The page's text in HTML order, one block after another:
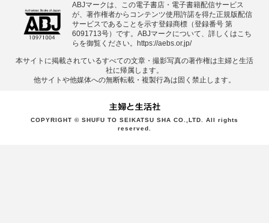
ABJマークは、この電子書店・電子書籍配信サービス
が、著作権者からコンテンツ使用許諾を得た正規版配信
サービスであることを示す登録商標（登録番号 第
6091713号）です。ABJマークについて、詳しくはこち
らを御覧ください。
https://aebs.or.jp/
本サイトに掲載されているすべての⽂章・撮影写真の著作権は主婦と⽣活
社に帰属します。
他サイトや他媒体への無断転載・複製⾏為は固く禁⽌します。
COPYRIGHT © SHUFU TO SEIKATSU SHA CO.,LTD. All rights
reserved.